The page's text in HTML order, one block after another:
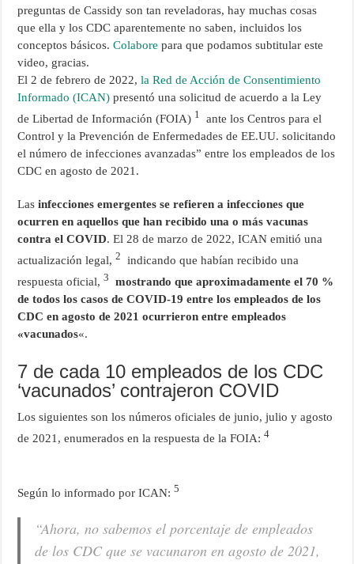
preguntas de Cassidy son tan reveladoras, hay muchas cosas
que ella y los CDC aparentemente no saben, incluidos los
conceptos básicos.Colabore para que podamos subtitular este
video, gracias.
El 2 de febrero de 2022,la Red de Acción de Consentimiento
Informado (ICAN) presentó una solicitud de acuerdo a la Ley
de Libertad de Información (FOIA) 1
ante los Centros para el
Control y la Prevención de Enfermedades de EE.UU. solicitando
el número de infecciones avanzadas” entre los empleados de los
CDC en agosto de 2021.
Lasinfecciones emergentes se refieren a infecciones que
ocurren en aquellos que han recibido una o más vacunas
contra el COVID. El 28 de marzo de 2022, ICAN emitió una
actualización legal,2
indicando que habían recibido una
respuesta oficial,3
mostrando que aproximadamente el 70 %
de todos los casos de COVID-19 entre los empleados de los
CDC en agosto de 2021 ocurrieron entre empleados
«vacunados«.
7 de cada 10 empleados de los CDC
‘vacunados’ contrajeron COVID
Los siguientes son los números oficiales de junio, julio y agosto
de 2021, enumerados en la respuesta de la FOIA:4
Según lo informado por ICAN:5
“Ahora, no sabemos el porcentaje de empleados
de los CDC que se vacunaron en agosto de 2021,